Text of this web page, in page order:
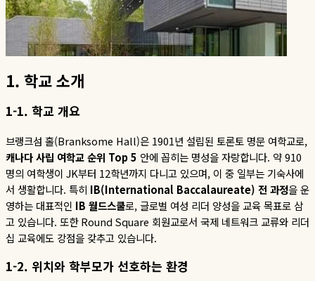
1. 학교소개
1-1. 학교 개요
브랭크섬 홀(Branksome Hall)은 1901년 설립된 토론토 명문 여학교로,
캐나다사립 여학교순위 Top 5 안에 꼽히는 명성을 자랑합니다. 약910
명의 여학생이 JK부터 12학년까지 다니고 있으며, 이 중 일부는 기숙사에
서 생활합니다. 특히 IB(International Baccalaureate) 전과정을 운
영하는 대표적인 IB 월드스쿨로, 글로벌 여성 리더 양성을 교육 목표로 삼
고 있습니다. 또한Round Square 회원교로서 국제 네트워크 교류와 리더
십 교육에도 강점을 갖추고 있습니다.
1-2. 위치와 학부모가 선호하는 환경